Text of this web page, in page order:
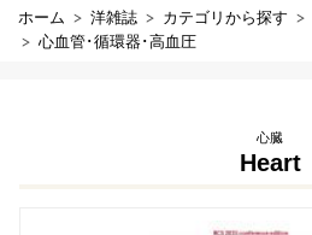
ホーム 洋雑誌 カテゴリから探す
心血管･循環器･高血圧
心臓
Heart